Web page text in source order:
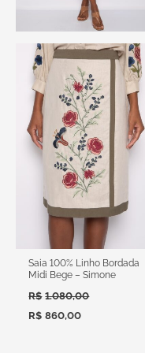
Saia 100% Linho Bordada
Midi Bege – Simone
R$ 1.080,00
R$ 860,00